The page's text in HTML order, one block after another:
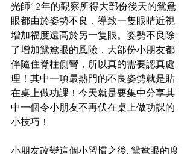
光師12年的觀察所得大部份後天的鴛鴦
眼都由於姿勢不良，導致一隻眼睛近視
增加福度遠高於另一隻眼。姿勢不良除
了增加鴛鴦眼的風險，大部份小朋友都
伴隨住脊柱側彎，所以真的需要認真處
理！其中一項最熱門的不良姿勢就是貼
在桌上做功課！今天就是要集中分享其
中一個令小朋友不再伏在桌上做功課的
小技巧！